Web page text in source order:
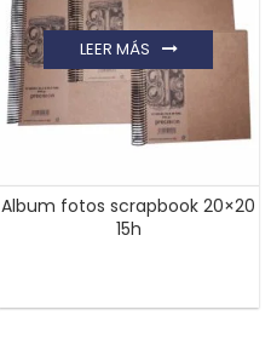
Album fotos scrapbook 20×20
15h
LEER MÁS